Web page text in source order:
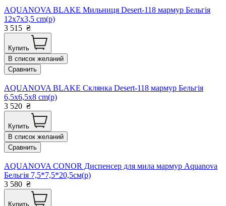
AQUANOVA BLAKE Мильниця Desert-118 мармур Бельгія
12x7x3,5 cm(р)
3 515 ₴
Купить
В список желаний
Сравнить
AQUANOVA BLAKE Склянка Desert-118 мармур Бельгія
6,5x6,5x8 cm(р)
3 520 ₴
Купить
В список желаний
Сравнить
AQUANOVA CONOR Диспенсер для мила мармур Aquanova
Бельгія 7,5*7,5*20,5см(р)
3 580 ₴
Купить